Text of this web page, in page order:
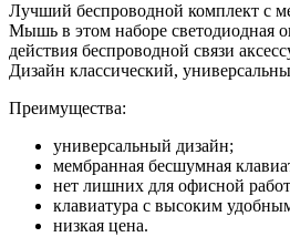
Лучший беспроводной комплект с
Мышь в этом наборе светодиодная
действия беспроводной связи
Дизайн классический,
Преимущества:
универсальный дизайн;
мембранная бесшумная
нет лишних для офисной
клавиатура с высоким
низкая цена.